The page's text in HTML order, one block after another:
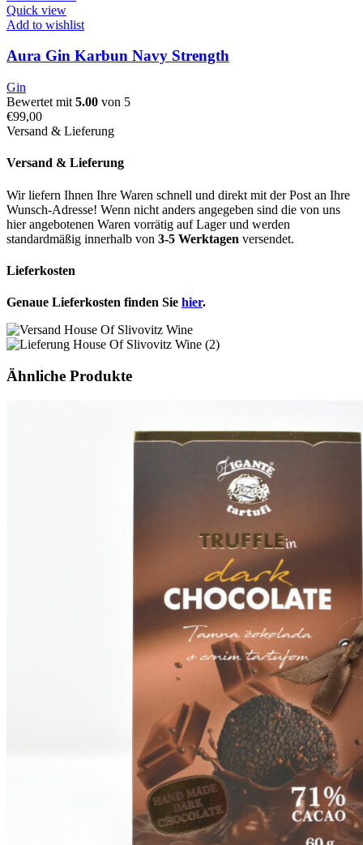
Quick view
Add to wishlist
Aura Gin Karbun Navy Strength
Gin
Bewertet mit 5.00 von 5
€99,00
Versand & Lieferung
Versand & Lieferung
Wir liefern Ihnen Ihre Waren schnell und direkt mit der Post an Ihre
Wunsch-Adresse! Wenn nicht anders angegeben sind die von uns
hier angebotenen Waren vorrätig auf Lager und werden
standardmäßig innerhalb von 3-5 Werktagen versendet.
Lieferkosten
Genaue Lieferkosten finden Sie hier.
Ähnliche Produkte